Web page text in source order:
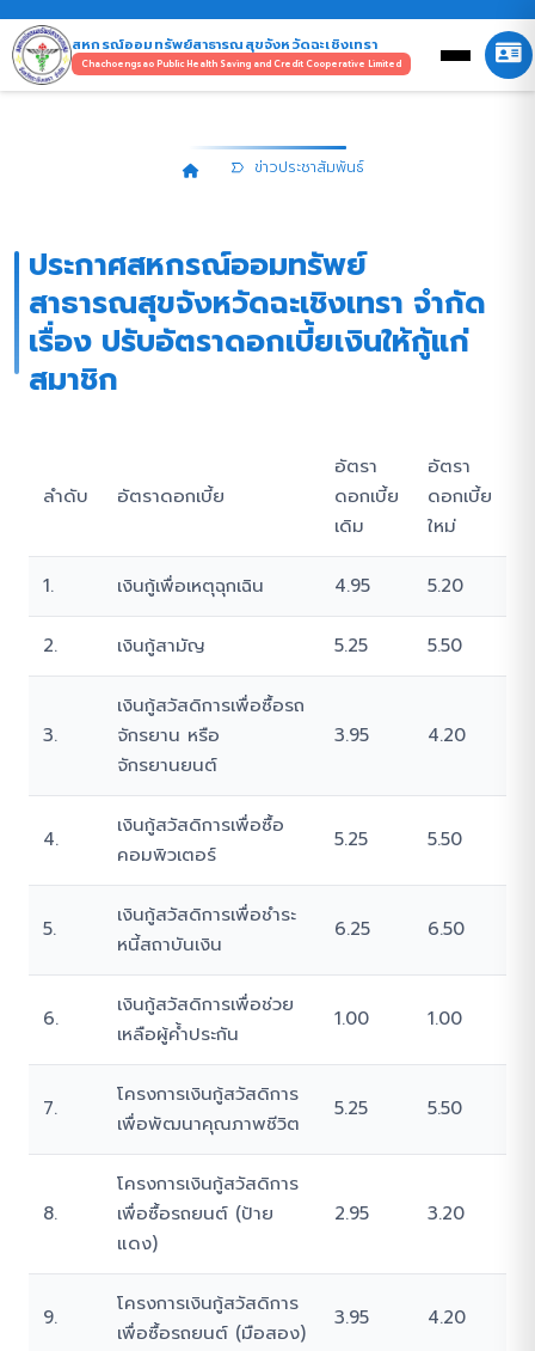
สหกรณ์ออมทรัพย์สาธารณสุขจังหวัดฉะเชิงเทรา
Chachoengsao Public Health Saving and Credit Cooperative Limited
ข่าวประชาสัมพันธ์
ประกาศสหกรณ์ออมทรัพย์
สาธารณสุขจังหวัดฉะเชิงเทรา จำกัด
เรื่อง ปรับอัตราดอกเบี้ยเงินให้กู้แก่
สมาชิก
ลำดับ อัตราดอกเบี้ย
อัตรา
ดอกเบี้ย
เดิม
อัตรา
ดอกเบี้ย
ใหม่
1. เงินกู้เพื่อเหตุฉุกเฉิน 4.95 5.20
2. เงินกู้สามัญ 5.25 5.50
3.
เงินกู้สวัสดิการเพื่อซื้อรถ
จักรยาน หรือ
จักรยานยนต์
3.95 4.20
4.
เงินกู้สวัสดิการเพื่อซื้อ
คอมพิวเตอร์
5.25 5.50
5.
เงินกู้สวัสดิการเพื่อชำระ
หนี้สถาบันเงิน
6.25 6.50
6.
เงินกู้สวัสดิการเพื่อช่วย
เหลือผู้ค้ำประกัน
1.00 1.00
7.
โครงการเงินกู้สวัสดิการ
เพื่อพัฒนาคุณภาพชีวิต
5.25 5.50
8.
โครงการเงินกู้สวัสดิการ
เพื่อซื้อรถยนต์ (ป้าย
แดง)
2.95 3.20
9.
โครงการเงินกู้สวัสดิการ
เพื่อซื้อรถยนต์ (มือสอง)
3.95 4.20